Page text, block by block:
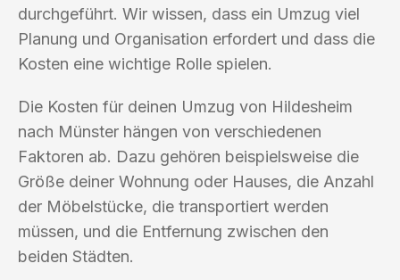
durchgeführt. Wir wissen, dass ein Umzug viel
Planung und Organisation erfordert und dass die
Kosten eine wichtige Rolle spielen.
Die Kosten für deinen Umzug von Hildesheim
nach Münster hängen von verschiedenen
Faktoren ab. Dazu gehören beispielsweise die
Größe deiner Wohnung oder Hauses, die Anzahl
der Möbelstücke, die transportiert werden
müssen, und die Entfernung zwischen den
beiden Städten.